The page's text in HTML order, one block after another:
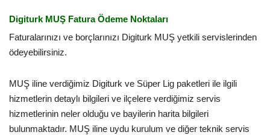
Digiturk MUŞ Fatura Ödeme Noktaları
Faturalarınızı ve borçlarınızı Digiturk MUŞ yetkili servislerinden
ödeyebilirsiniz.
MUŞ iline verdiğimiz Digiturk ve Süper Lig paketleri ile ilgili
hizmetlerin detaylı bilgileri ve ilçelere verdiğimiz servis
hizmetlerinin neler olduğu ve bayilerin harita bilgileri
bulunmaktadır. MUŞ iline uydu kurulum ve diğer teknik servis